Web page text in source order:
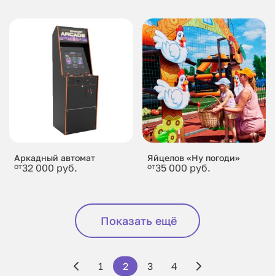
Аркадный автомат
от32 000 руб.
Яйцелов «Ну погоди»
от35 000 руб.
Показать ещё
1 2 3 4